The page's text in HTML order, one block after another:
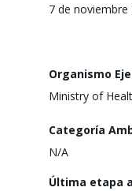
7 de noviembre
Organismo
Ministry of
Categoría
N/A
Última etapa